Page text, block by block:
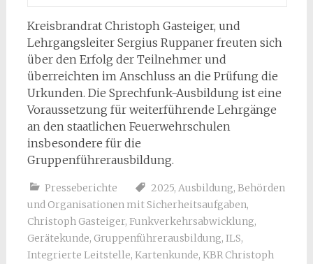
Kreisbrandrat Christoph Gasteiger, und
Lehrgangsleiter Sergius Ruppaner freuten sich
über den Erfolg der Teilnehmer und
überreichten im Anschluss an die Prüfung die
Urkunden. Die Sprechfunk-Ausbildung ist eine
Voraussetzung für weiterführende Lehrgänge
an den staatlichen Feuerwehrschulen
insbesondere für die
Gruppenführerausbildung.
Presseberichte 2025, Ausbildung, Behörden
und Organisationen mit Sicherheitsaufgaben,
Christoph Gasteiger, Funkverkehrsabwicklung,
Gerätekunde, Gruppenführerausbildung, ILS,
Integrierte Leitstelle, Kartenkunde, KBR Christoph